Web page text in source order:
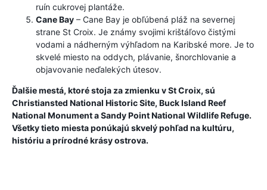
ruín cukrovej plantáže.
Cane Bay – Cane Bay je obľúbená pláž na severnej
strane St Croix. Je známy svojimi krištáľovo čistými
vodami a nádherným výhľadom na Karibské more. Je to
skvelé miesto na oddych, plávanie, šnorchlovanie a
objavovanie neďalekých útesov.
Ďalšie mestá, ktoré stoja za zmienku v St Croix, sú
Christiansted National Historic Site, Buck Island Reef
National Monument a Sandy Point National Wildlife Refuge.
Všetky tieto miesta ponúkajú skvelý pohľad na kultúru,
históriu a prírodné krásy ostrova.